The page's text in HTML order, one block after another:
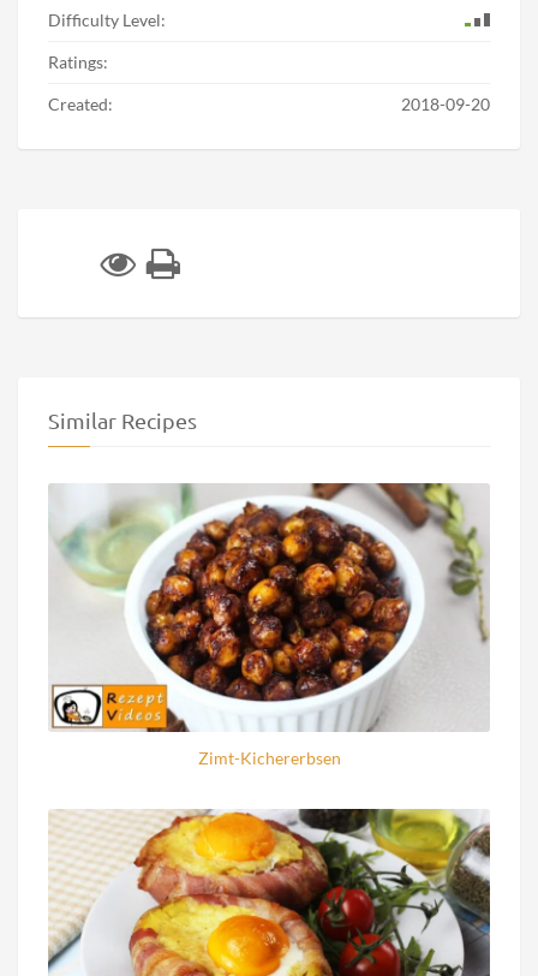
Difficulty Level:
Ratings:
Created: 2018-09-20
Similar Recipes
Zimt-Kichererbsen